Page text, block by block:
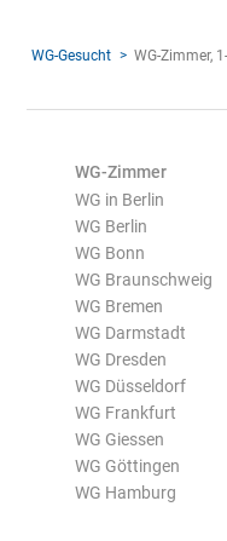
WG-Gesucht WG-Zimmer,
WG-Zimmer
WG in Berlin
WG Berlin
WG Bonn
WG Braunschweig
WG Bremen
WG Darmstadt
WG Dresden
WG Düsseldorf
WG Frankfurt
WG Giessen
WG Göttingen
WG Hamburg